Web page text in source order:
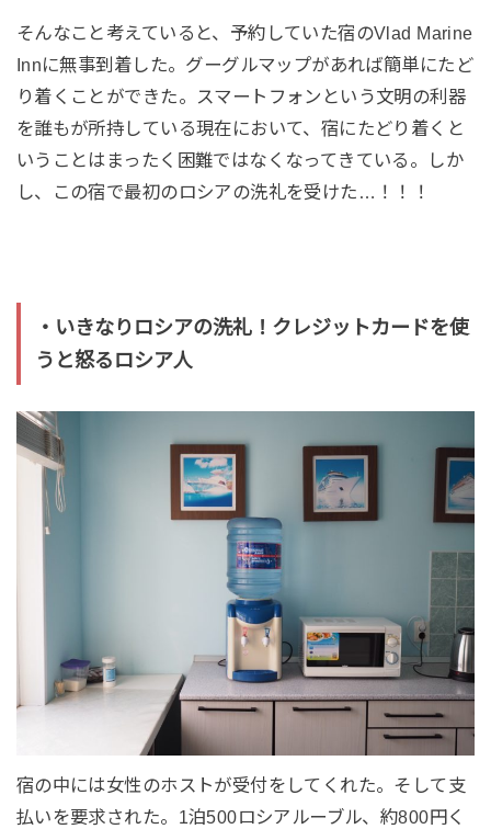
そんなこと考えていると、予約していた宿のVlad Marine
Innに無事到着した。グーグルマップがあれば簡単にたど
り着くことができた。スマートフォンという文明の利器
を誰もが所持している現在において、宿にたどり着くと
いうことはまったく困難ではなくなってきている。しか
し、この宿で最初のロシアの洗礼を受けた…！！！
・いきなりロシアの洗礼！クレジットカードを使
うと怒るロシア人
宿の中には女性のホストが受付をしてくれた。そして支
払いを要求された。1泊500ロシアルーブル、約800円く